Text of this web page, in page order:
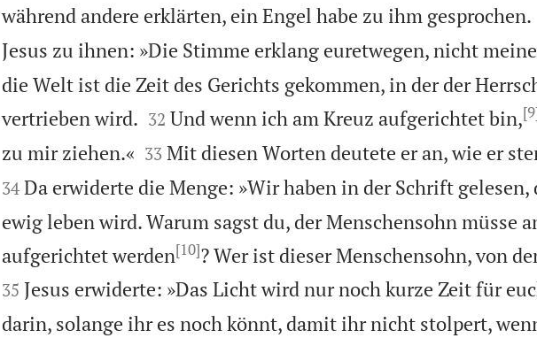
während andere erklärten, ein Engel habe zu ihm gesprochen.
Jesus zu ihnen: »Die Stimme erklang euretwegen, nicht
die Welt ist die Zeit des Gerichts gekommen, in der der
vertrieben wird.
32 Und wenn ich am Kreuz aufgerichtet bin,
zu mir ziehen.«
33 Mit diesen Worten deutete er an, wie er
34 Da erwiderte die Menge: »Wir haben in der Schrift gelesen,
ewig leben wird. Warum sagst du, der Menschensohn müsse
aufgerichtet werden[10]? Wer ist dieser Menschensohn, von
35 Jesus erwiderte: »Das Licht wird nur noch kurze Zeit für
darin, solange ihr es noch könnt, damit ihr nicht stolpert,